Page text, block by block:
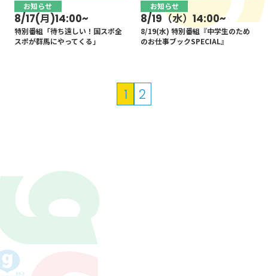
お知らせ
8/17(月)14:00~
特別番組「待ち遠しい！国スポ全
スポが群馬にやってくる」
お知らせ
8/19（水）14:00~
8/19(水) 特別番組『中学生のため
のお仕事ブックSPECIAL』
送
1 2